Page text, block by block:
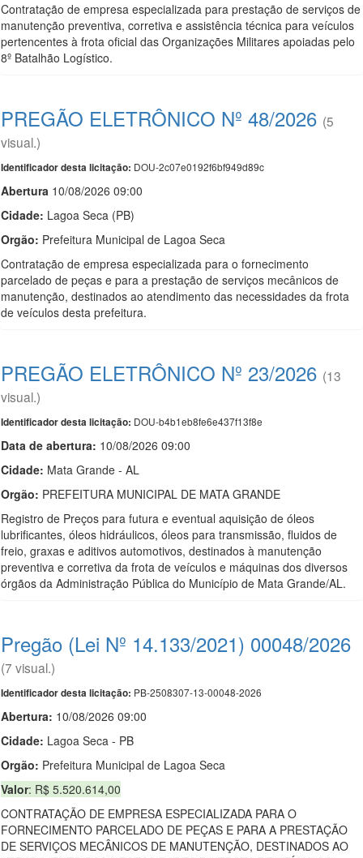
Contratação de empresa especializada para prestação de serviços de
manutenção preventiva, corretiva e assistência técnica para veículos
pertencentes à frota oficial das Organizações Militares apoiadas pelo
8º Batalhão Logístico.
PREGÃO ELETRÔNICO Nº 48/2026 (5
visual.)
Identificador desta licitação: DOU-2c07e0192f6bf949d89c
Abertura 10/08/2026 09:00
Cidade: Lagoa Seca (PB)
Orgão: Prefeitura Municipal de Lagoa Seca
Contratação de empresa especializada para o fornecimento
parcelado de peças e para a prestação de serviços mecânicos de
manutenção, destinados ao atendimento das necessidades da frota
de veículos desta prefeitura.
PREGÃO ELETRÔNICO Nº 23/2026 (13
visual.)
Identificador desta licitação: DOU-b4b1eb8fe6e437f13f8e
Data de abertura: 10/08/2026 09:00
Cidade: Mata Grande - AL
Orgão: PREFEITURA MUNICIPAL DE MATA GRANDE
Registro de Preços para futura e eventual aquisição de óleos
lubrificantes, óleos hidráulicos, óleos para transmissão, fluidos de
freio, graxas e aditivos automotivos, destinados à manutenção
preventiva e corretiva da frota de veículos e máquinas dos diversos
órgãos da Administração Pública do Município de Mata Grande/AL.
Pregão (Lei Nº 14.133/2021) 00048/2026
(7 visual.)
Identificador desta licitação: PB-2508307-13-00048-2026
Abertura: 10/08/2026 09:00
Cidade: Lagoa Seca - PB
Orgão: Prefeitura Municipal de Lagoa Seca
Valor: R$ 5.520.614,00
CONTRATAÇÃO DE EMPRESA ESPECIALIZADA PARA O
FORNECIMENTO PARCELADO DE PEÇAS E PARA A PRESTAÇÃO
DE SERVIÇOS MECÂNICOS DE MANUTENÇÃO, DESTINADOS AO